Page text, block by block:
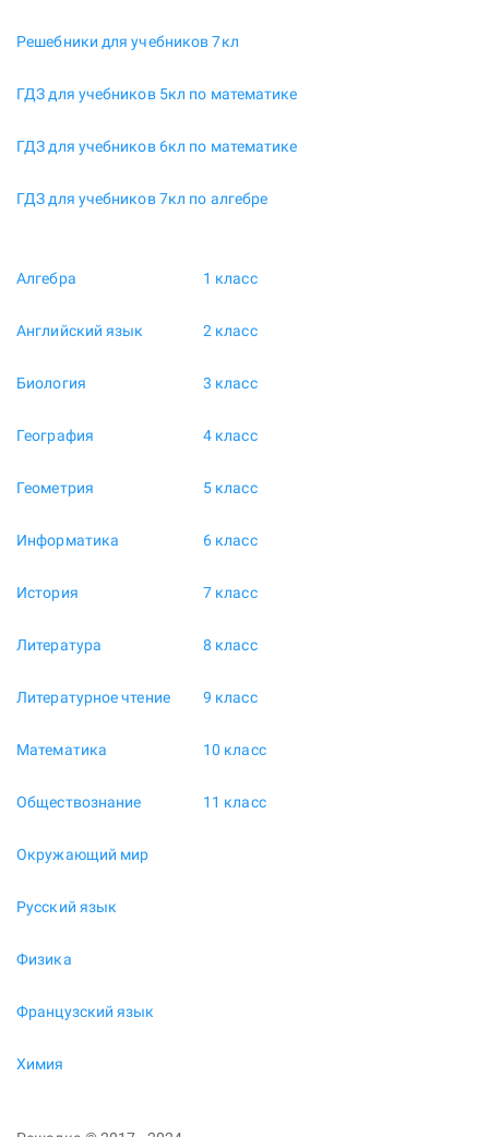
Решебники для учебников 7кл
ГДЗ для учебников 5кл по математике
ГДЗ для учебников 6кл по математике
ГДЗ для учебников 7кл по алгебре
Алгебра
Английский язык
Биология
География
Геометрия
Информатика
История
Литература
Литературное чтение
Математика
Обществознание
Окружающий мир
Русский язык
Физика
Французский язык
Химия
1 класс
2 класс
3 класс
4 класс
5 класс
6 класс
7 класс
8 класс
9 класс
10 класс
11 класс